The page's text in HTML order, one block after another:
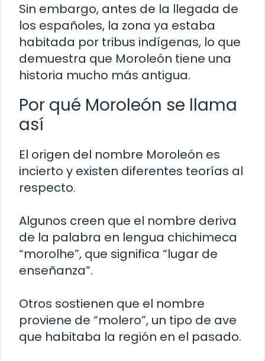
Sin embargo, antes de la llegada de
los españoles, la zona ya estaba
habitada por tribus indígenas, lo que
demuestra que Moroleón tiene una
historia mucho más antigua.
Por qué Moroleón se llama
así
El origen del nombre Moroleón es
incierto y existen diferentes teorías al
respecto.
Algunos creen que el nombre deriva
de la palabra en lengua chichimeca
“morolhe”, que significa “lugar de
enseñanza”.
Otros sostienen que el nombre
proviene de “molero”, un tipo de ave
que habitaba la región en el pasado.